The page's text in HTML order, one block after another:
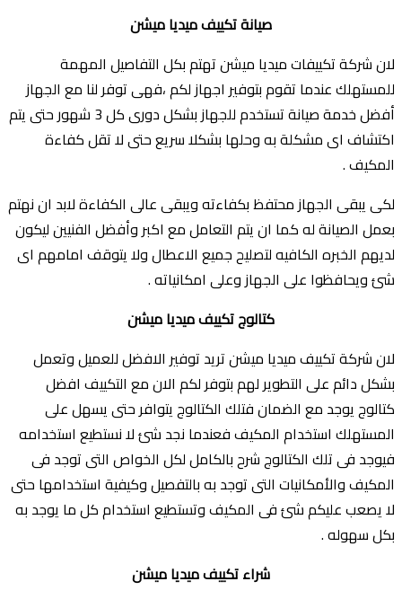
صيانة تكييف ميديا ميشن
لان شركة تكييفات ميديا ميشن تهتم بكل التفاصيل المهمة
للمستهلك عندما تقوم بتوفير اجهاز لكم ،فهى توفر لنا مع الجهاز
أفضل خدمة صيانة تستخدم للجهاز بشكل دورى كل 3 شهور حتى يتم
اكتشاف اى مشكلة به وحلها بشكلا سريع حتى لا تقل كفاءة
المكيف .
لكى يبقى الجهاز محتفظ بكفاءته ويبقى عالى الكفاءة لابد ان نهتم
بعمل الصيانة له كما ان يتم التعامل مع اكبر وأفضل الفنيين ليكون
لديهم الخبره الكافيه لتصليح جميع الاعطال ولا يتوقف امامهم اى
شئ ويحافظوا على الجهاز وعلى امكانياته .
كتالوج تكييف ميديا ميشن
لان شركة تكييف ميديا ميشن تريد توفير الافضل للعميل وتعمل
بشكل دائم على التطوير لهم بتوفر لكم الان مع التكييف افضل
كتالوج يوجد مع الضمان فتلك الكتالوج يتوافر حتى يسهل على
المستهلك استخدام المكيف فعندما نجد شئ لا نستطيع استخدامه
فيوجد فى تلك الكتالوج شرح بالكامل لكل الخواص التى توجد فى
المكيف والأمكانيات التى توجد به بالتفصيل وكيفية استخدامها حتى
لا يصعب عليكم شئ فى المكيف وتستطيع استخدام كل ما يوجد به
بكل سهوله .
شراء تكييف ميديا ميشن